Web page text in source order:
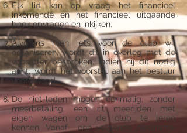
Elk lid kan op vraag het financieel
inkomende en het financieel uitgaande
boek opvragen en inkijken.
Alvorens men iets voor de club wil
organiseren, wordt dit in overleg met de
voorzitter besproken. Indien hij dit nodig
acht, wordt het voorstel aan het bestuur
voorgelegd.
De niet­-leden mogen éénmalig, zonder
meerbetaling, een rit meerijden met
eigen wagen om de club te leren
kennen. Vanaf een volgende deelname